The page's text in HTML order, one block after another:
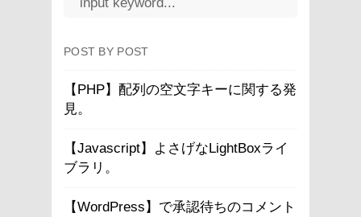
POST BY POST
【PHP】配列の空文字キーに関する発
見。
【Javascript】よさげなLightBoxライ
ブラリ。
【WordPress】で承認待ちのコメント